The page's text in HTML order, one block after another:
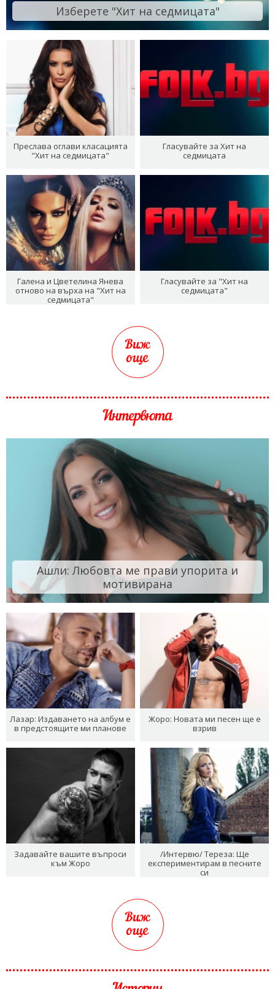
Изберете "Хит на седмицата"
Преслава оглави класацията
"Хит на седмицата"
Гласувайте за Хит на
седмицата
Галена и Цветелина Янева
отново на върха на "Хит на
седмицата"
Гласувайте за "Хит на
седмицата"
Виж
още
Интервюта
Ашли: Любовта ме прави упорита и
мотивирана
Лазар: Издаването на албум е
в предстоящите ми планове
Жоро: Новата ми песен ще е
взрив
Задавайте вашите въпроси
към Жоро
/Интервю/ Тереза: Ще
експериментирам в песните
си
Виж
още